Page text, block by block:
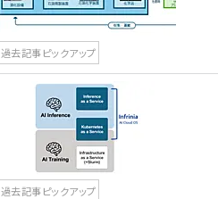
過去記事ピックアップ
過去記事ピックアップ